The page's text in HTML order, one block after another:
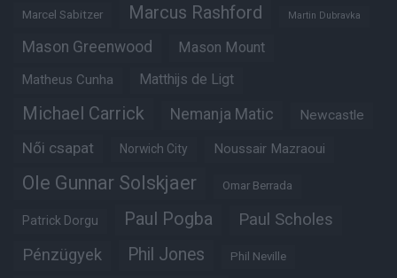
Marcel Sabitzer Marcus Rashford Martin Dubravka
Mason Greenwood Mason Mount
Matheus Cunha Matthijs de Ligt
Michael Carrick Nemanja Matic Newcastle
Női csapat Norwich City Noussair Mazraoui
Ole Gunnar Solskjaer Omar Berrada
Patrick Dorgu Paul Pogba Paul Scholes
Pénzügyek Phil Jones Phil Neville